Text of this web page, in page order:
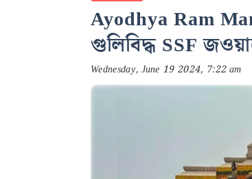
Ayodhya Ram
গুলিবিদ্ধ SSF
Wednesday, June 19 2024, 7:22 am